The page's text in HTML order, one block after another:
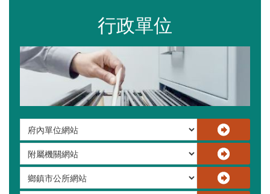
行政單位